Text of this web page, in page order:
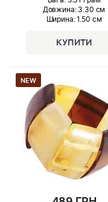
Довжина:3.30 см
Ширина: 1.50 см
NEW